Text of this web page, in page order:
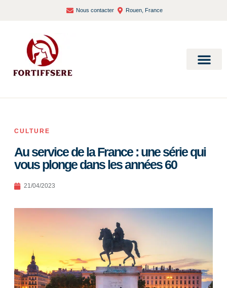
Nous contacter Rouen, France
CULTURE
Au service de la France : une série qui
vous plonge dans les années 60
21/04/2023